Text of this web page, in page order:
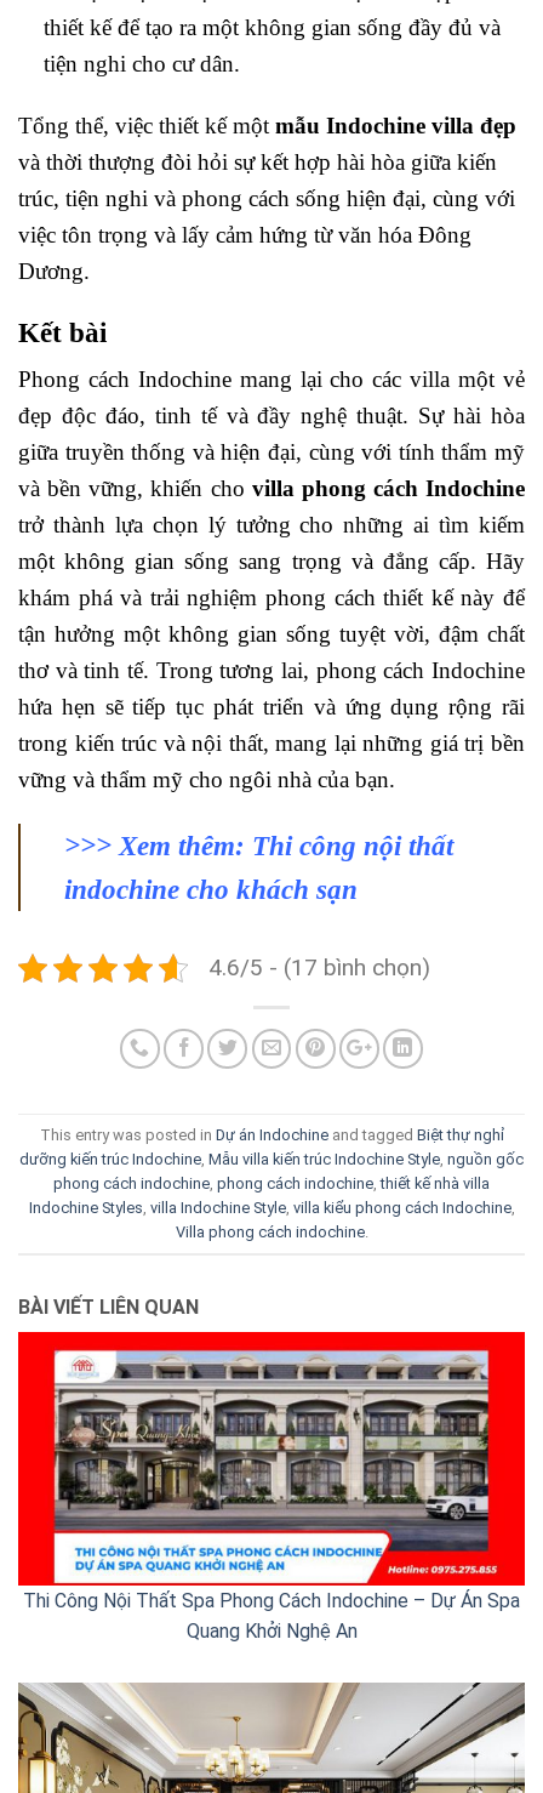
thiết kế để tạo ra một không gian sống đầy đủ và
tiện nghi cho cư dân.
Tổng thể, việc thiết kế một mẫu Indochine villa đẹp
và thời thượng đòi hỏi sự kết hợp hài hòa giữa kiến
trúc, tiện nghi và phong cách sống hiện đại, cùng với
việc tôn trọng và lấy cảm hứng từ văn hóa Đông
Dương.
Kết bài
Phong cách Indochine mang lại cho các villa một vẻ
đẹp độc đáo, tinh tế và đầy nghệ thuật. Sự hài hòa
giữa truyền thống và hiện đại, cùng với tính thẩm mỹ
và bền vững, khiến cho villa phong cách Indochine
trở thành lựa chọn lý tưởng cho những ai tìm kiếm
một không gian sống sang trọng và đẳng cấp. Hãy
khám phá và trải nghiệm phong cách thiết kế này để
tận hưởng một không gian sống tuyệt vời, đậm chất
thơ và tinh tế. Trong tương lai, phong cách Indochine
hứa hẹn sẽ tiếp tục phát triển và ứng dụng rộng rãi
trong kiến trúc và nội thất, mang lại những giá trị bền
vững và thẩm mỹ cho ngôi nhà của bạn.
>>> Xem thêm: Thi công nội thất
indochine cho khách sạn
4.6/5 - (17 bình chọn)
This entry was posted in Dự án Indochineand tagged Biệt thự nghỉ
dưỡng kiến trúc Indochine Mẫu villa kiến trúc Indochine Style nguồn gốc
phong cách indochine phong cách indochine ,thiết kế nhà villa
Indochine Styles villa Indochine Style, villa kiểu phong cách Indochine,
Villa phong cách indochine.
BÀI VIẾT LIÊN QUAN
Thi Công Nội Thất Spa Phong Cách Indochine – Dự Án Spa
Quang Khởi Nghệ An